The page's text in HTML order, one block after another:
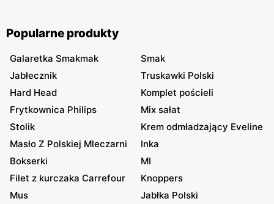
Popularne produkty
Galaretka Smakmak
Smak
Jabłecznik
Truskawki Polski
Hard Head
Komplet pościeli
Frytkownica Philips
Mix sałat
Stolik
Krem odmładzający Eveline
Masło Z Polskiej Mleczarni
Inka
Bokserki
MI
Filet z kurczaka Carrefour
Knoppers
Mus
Jabłka Polski